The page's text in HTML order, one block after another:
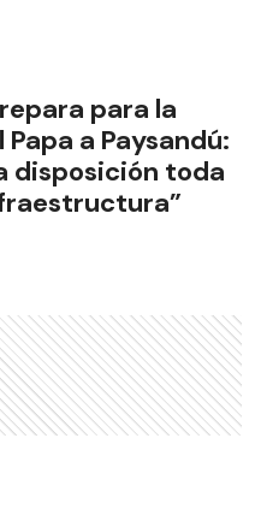
para la
a Paysandú:
disposición toda